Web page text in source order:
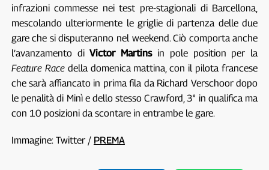
infrazioni commesse nei test pre-stagionali di Barcellona,
mescolando ulteriormente le griglie di partenza delle due
gare che si disputeranno nel weekend. Ciò comporta anche
l’avanzamento diVictor Martinsin pole position per la
Feature Racedella domenica mattina, con il pilota francese
che sarà affiancato in prima fila da Richard Verschoor dopo
le penalità di Minì e dello stesso Crawford, 3° in qualifica ma
con 10 posizioni da scontare in entrambe le gare.
Immagine: Twitter / PREMA